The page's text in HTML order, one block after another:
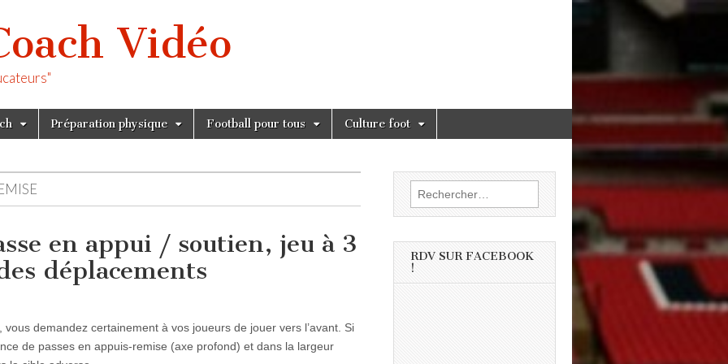
Vidéo
Préparation physique Football pour tous Culture foot
en appui / soutien, jeu à 3
déplacements
demandez certainement à vos joueurs de jouer vers l’avant. Si
de passes en appuis-remise (axe profond) et dans la largeur
Rechercher :
RDV SUR FACEBOOK
!